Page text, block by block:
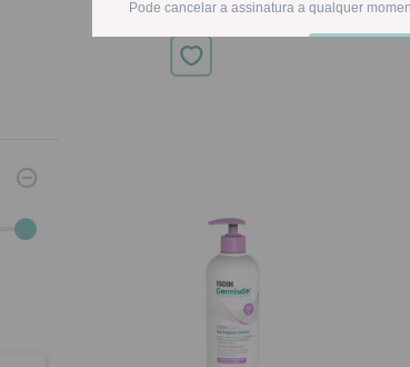
18.03€ 28.00€